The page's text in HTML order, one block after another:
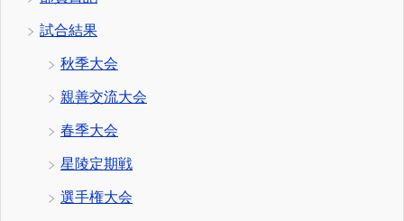
試合結果
秋季大会
親善交流大会
春季大会
星陵定期戦
選手権大会